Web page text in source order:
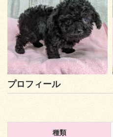
プロフィール
種類